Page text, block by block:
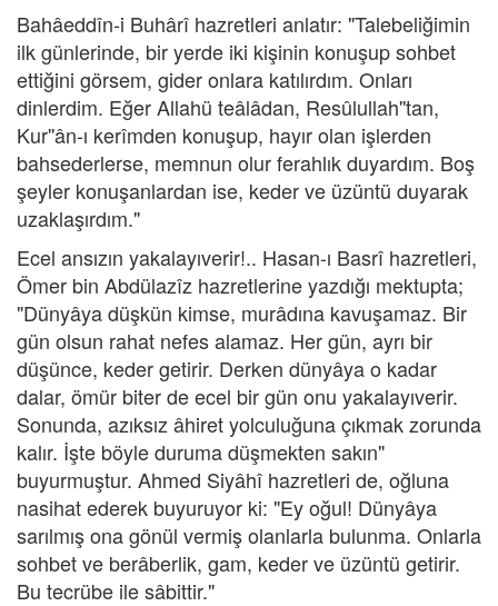
Bahâeddîn-i Buhârî hazretleri anlatır: "Talebeliğimin
ilk günlerinde, bir yerde iki kişinin konuşup sohbet
ettiğini görsem, gider onlara katılırdım. Onları
dinlerdim. Eğer Allahü teâlâdan, Resûlullah''tan,
Kur''ân-ı kerîmden konuşup, hayır olan işlerden
bahsederlerse, memnun olur ferahlık duyardım. Boş
şeyler konuşanlardan ise, keder ve üzüntü duyarak
uzaklaşırdım."
Ecel ansızın yakalayıverir!.. Hasan-ı Basrî hazretleri,
Ömer bin Abdülazîz hazretlerine yazdığı mektupta;
"Dünyâya düşkün kimse, murâdına kavuşamaz. Bir
gün olsun rahat nefes alamaz. Her gün, ayrı bir
düşünce, keder getirir. Derken dünyâya o kadar
dalar, ömür biter de ecel bir gün onu yakalayıverir.
Sonunda, azıksız âhiret yolculuğuna çıkmak zorunda
kalır. İşte böyle duruma düşmekten sakın"
buyurmuştur. Ahmed Siyâhî hazretleri de, oğluna
nasihat ederek buyuruyor ki: "Ey oğul! Dünyâya
sarılmış ona gönül vermiş olanlarla bulunma. Onlarla
sohbet ve berâberlik, gam, keder ve üzüntü getirir.
Bu tecrübe ile sâbittir."